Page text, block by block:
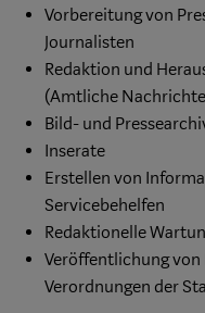
Vorbereitung von
Journalisten
Redaktion und
(Amtliche
Bild- und
Inserate
Erstellen von
Servicebehelfen
Redaktionelle
Veröffentlichung
Verordnungen der